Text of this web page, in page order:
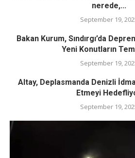
nerede,...
September 19,
Bakan Kurum, Sındırgı’da
Yeni Konutların
September 19,
Altay, Deplasmanda Denizli
Etmeyi
September 19,